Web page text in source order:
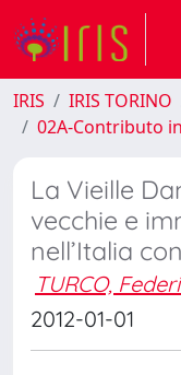
IRIS IRIS TORINO
02A-Contributo
La Vieille
vecchie e
nell’Italia
TURCO,
2012-01-01